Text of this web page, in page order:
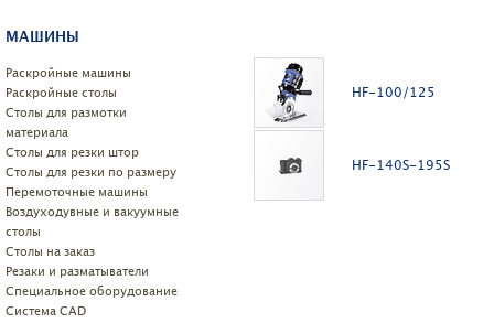
МАШИНЫ
Pаскройные машины
Раскройные столы
Столы для размотки
материала
Cтолы для резки штор
Столы для резки по размеру
Перемоточные машины
Воздуходувные и вакуумные
столы
Столы на заказ
Резаки и разматыватели
Специальное оборудование
Системa CAD
HF-100/125
HF-140S-195S